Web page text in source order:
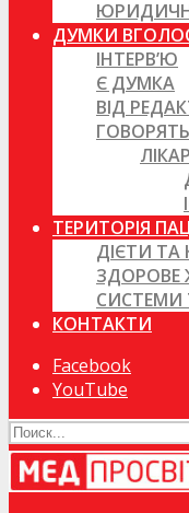
ДУМКИ
ІНТЕРВ’Ю
Є ДУМКА
ВІД
ГОВОРЯТЬ
ТЕРИТОРІЯ
ДІЄТИ ТА
ЗДОРОВЕ
СИСТЕМИ
КОНТАКТИ
Facebook
YouTube